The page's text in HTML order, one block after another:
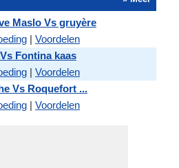
Maslo Vs gruyère
| Voordelen
Fontina kaas
| Voordelen
Vs Roquefort ...
| Voordelen